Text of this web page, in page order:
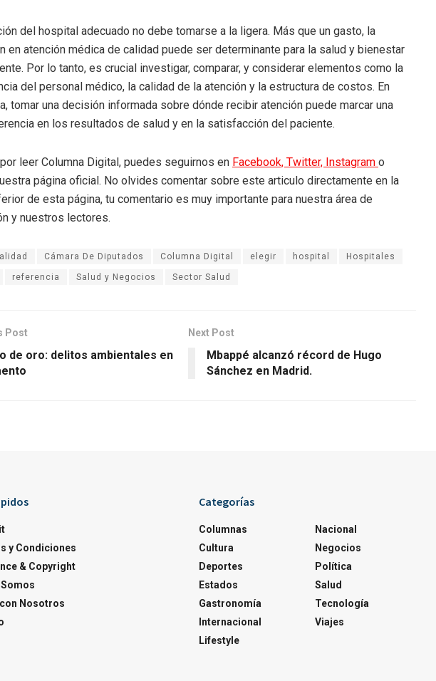
del hospital adecuado no debe tomarse a la ligera. Más que un gasto, la
en atención médica de calidad puede ser determinante para la salud y bienestar
Por lo tanto, es crucial investigar, comparar, y considerar elementos como la
del personal médico, la calidad de la atención y la estructura de costos. En
tomar una decisión informada sobre dónde recibir atención puede marcar una
en los resultados de salud y en la satisfacción del paciente.
leer Columna Digital, puedes seguirnos en Facebook, Twitter, Instagram o
página oficial. No olvides comentar sobre este articulo directamente en la
de esta página, tu comentario es muy importante para nuestra área de
y nuestros lectores.
Cámara De Diputados Columna Digital elegir hospital Hospitales
referencia Salud y Negocios Sector Salud
Post
de oro: delitos ambientales en
Next Post
Mbappé alcanzó récord de Hugo
Sánchez en Madrid.
y Condiciones
& Copyright
Nosotros
Categorías
Columnas
Cultura
Deportes
Estados
Gastronomía
Internacional
Lifestyle
Nacional
Negocios
Política
Salud
Tecnología
Viajes